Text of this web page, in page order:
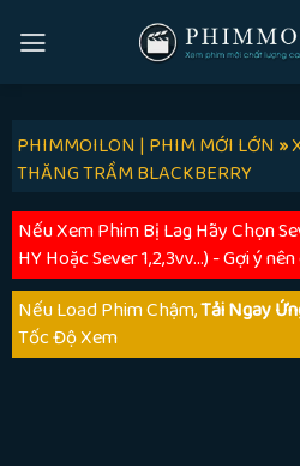
PHIMMOILON | PHIM MỚI LỚN»
THĂNG TRẦM BLACKBERRY
Nếu Xem Phim Bị Lag Hãy Chọn
HY Hoặc Sever 1,2,3vv...) - Gợi ý
Nếu Load Phim Chậm,Tải Ngay
Tốc Độ Xem